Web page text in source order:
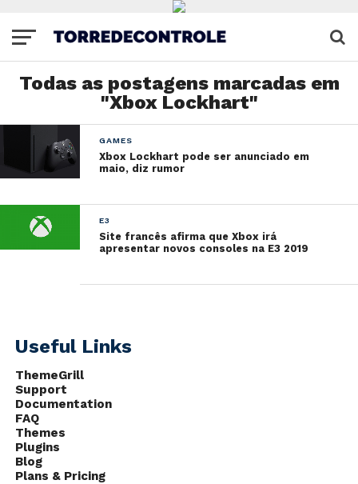
Todas as postagens marcadas em
"Xbox Lockhart"
GAMES
Xbox Lockhart pode ser anunciado em
maio, diz rumor
E3
Site francês afirma que Xbox irá
apresentar novos consoles na E3 2019
Useful Links
ThemeGrill
Support
Documentation
FAQ
Themes
Plugins
Blog
Plans & Pricing